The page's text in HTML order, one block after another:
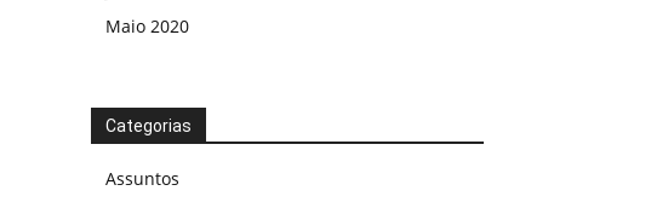
Maio 2020
Categorias
Assuntos